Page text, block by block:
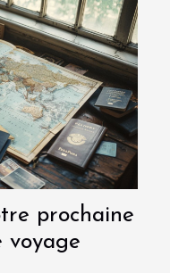
prochaine
voyage